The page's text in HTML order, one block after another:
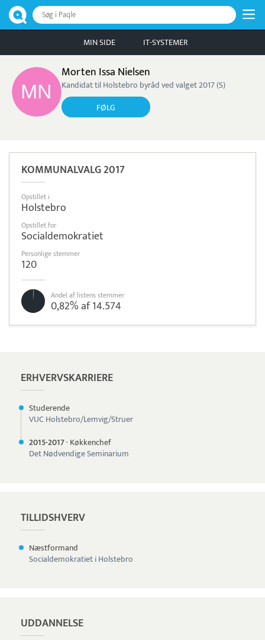
Søg i Paqle
MIN SIDE IT-SYSTEMER
Morten Issa Nielsen
Kandidat til Holstebro byråd ved valget 2017 (S)
FØLG
KOMMUNALVALG 2017
Opstillet i
Holstebro
Opstillet for
Socialdemokratiet
Personlige stemmer
120
Andel af listens stemmer
0,82% af 14.574
ERHVERVSKARRIERE
Studerende
VUC Holstebro/Lemvig/Struer
2015-2017· Køkkenchef
Det Nødvendige Seminarium
TILLIDSHVERV
Næstformand
Socialdemokratiet i Holstebro
UDDANNELSE